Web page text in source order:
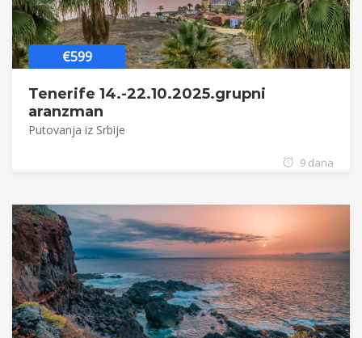
€599
Tenerife 14.-22.10.2025.grupni
aranzman
Putovanja iz Srbije
9 dana